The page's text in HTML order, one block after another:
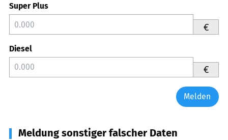
Super Plus
€
Diesel
€
Melden
Meldung sonstiger falscher Daten